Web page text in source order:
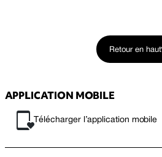
Retour en haut
APPLICATION MOBILE
Télécharger l’application mobile